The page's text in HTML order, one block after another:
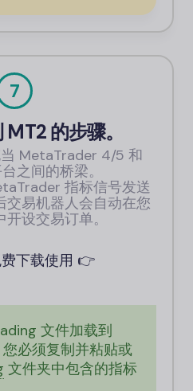
7
的步骤。
MetaTrader 4/5 和
之间的桥梁。
指标信号发送
交易机器人会自动在您
设交易订单。
下载使用 👉
文件加载到
必须复制并粘贴或
文件夹中包含的指标